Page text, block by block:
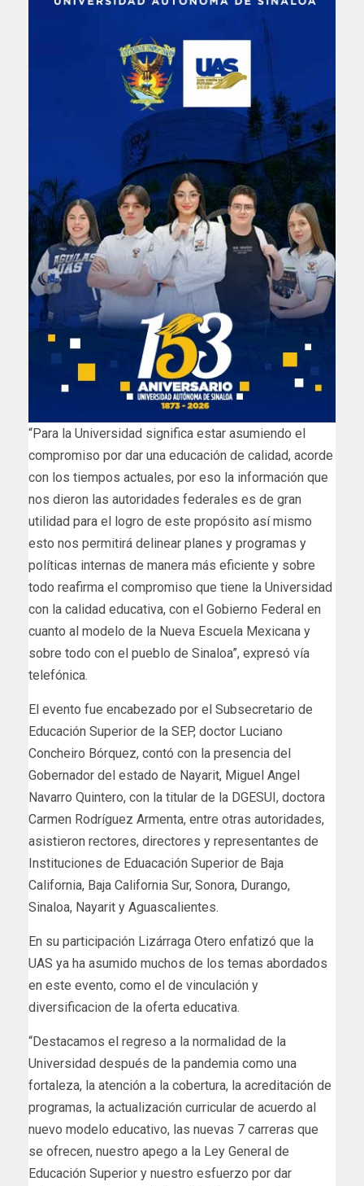
“Para la Universidad significa estar asumiendo el
compromiso por dar una educación de calidad, acorde
con los tiempos actuales, por eso la información que
nos dieron las autoridades federales es de gran
utilidad para el logro de este propósito así mismo
esto nos permitirá delinear planes y programas y
políticas internas de manera más eficiente y sobre
todo reafirma el compromiso que tiene la Universidad
con la calidad educativa, con el Gobierno Federal en
cuanto al modelo de la Nueva Escuela Mexicana y
sobre todo con el pueblo de Sinaloa”, expresó vía
telefónica.
El evento fue encabezado por el Subsecretario de
Educación Superior de la SEP, doctor Luciano
Concheiro Bórquez, contó con la presencia del
Gobernador del estado de Nayarit, Miguel Angel
Navarro Quintero, con la titular de la DGESUI, doctora
Carmen Rodríguez Armenta, entre otras autoridades,
asistieron rectores, directores y representantes de
Instituciones de Eduacación Superior de Baja
California, Baja California Sur, Sonora, Durango,
Sinaloa, Nayarit y Aguascalientes.
En su participación Lizárraga Otero enfatizó que la
UAS ya ha asumido muchos de los temas abordados
en este evento, como el de vinculación y
diversificacion de la oferta educativa.
“Destacamos el regreso a la normalidad de la
Universidad después de la pandemia como una
fortaleza, la atención a la cobertura, la acreditación de
programas, la actualización curricular de acuerdo al
nuevo modelo educativo, las nuevas 7 carreras que
se ofrecen, nuestro apego a la Ley General de
Educación Superior y nuestro esfuerzo por dar